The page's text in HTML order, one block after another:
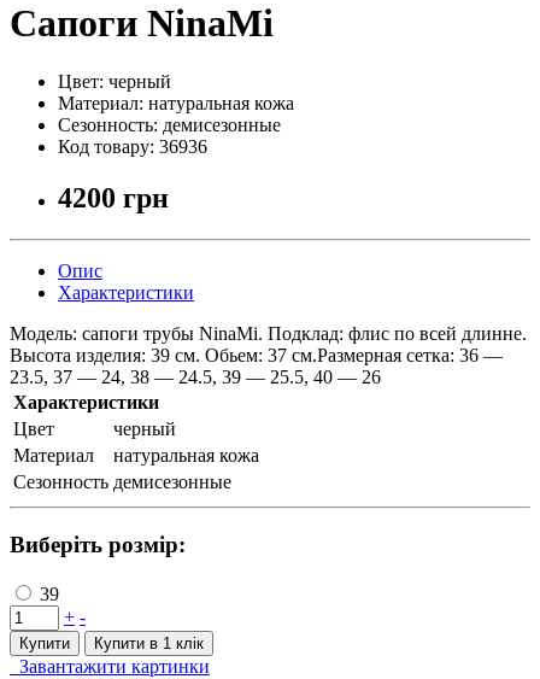
Сапоги NinaMi
Цвет: черный
Материал: натуральная кожа
Сезонность: демисезонные
Код товару: 36936
4200 грн
Опис
Характеристики
Модель: сапоги трубы NinaMi. Подклад: флис по всей длинне.
Высота изделия: 39 см. Обьем: 37 см.Размерная сетка: 36 —
23.5, 37 — 24, 38 — 24.5, 39 — 25.5, 40 — 26
Характеристики
Цвет
черный
Материал
натуральная кожа
Сезонность демисезонные
Виберіть розмір:
39
+ -
Купити Купити в 1 клiк
Завантажити картинки